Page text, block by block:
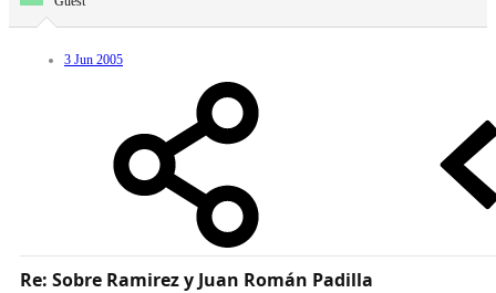
3 Jun 2005
Re: Sobre Ramirez y Juan Román Padilla